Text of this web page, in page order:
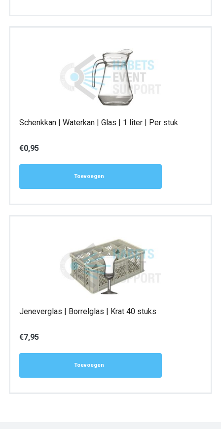
Schenkkan | Waterkan | Glas | 1 liter | Per stuk
€0,95
Toevoegen
Jeneverglas | Borrelglas | Krat 40 stuks
€7,95
Toevoegen